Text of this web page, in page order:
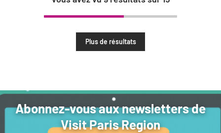
Plus de résultats
Abonnez-vous aux newsletters de
Visit Paris Region